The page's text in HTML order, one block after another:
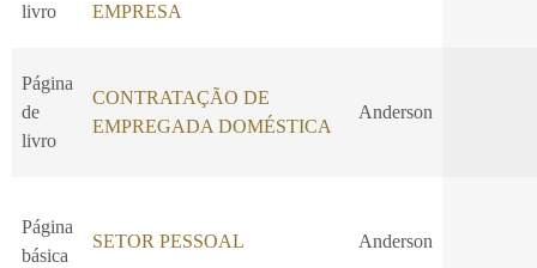
livro
EMPRESA
Página
de
livro
CONTRATAÇÃO DE
EMPREGADA DOMÉSTICA
Anderson
Página
básica
SETOR PESSOAL Anderson